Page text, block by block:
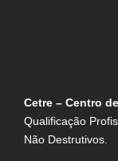
Cetre – Centro
Qualificação
Não Destrutivos.